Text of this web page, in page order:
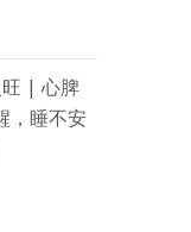
| 心脾
，睡不安